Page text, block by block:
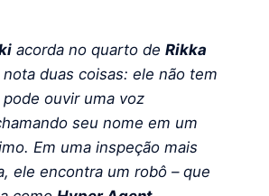
acorda no quarto de Rikka
nota duas coisas: ele não tem
ouvir uma voz
seu nome em um
Em uma inspeção mais
ele encontra um robô – que